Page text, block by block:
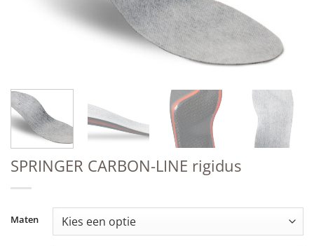
SPRINGER CARBON-LINE rigidus
Maten